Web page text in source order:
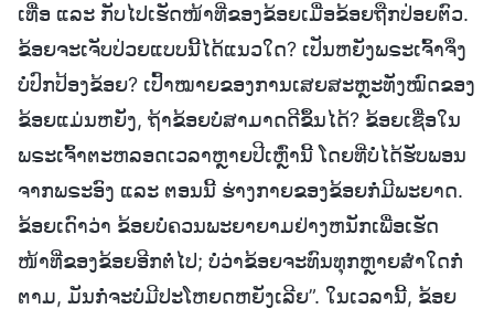
ເທື່ອ ແລະ ກັບໄປເຮັດໜ້າທີ່ຂອງຂ້ອຍເມື່ອຂ້ອຍຖືກປ່ອຍຕົວ.
ຂ້ອຍຈະເຈັບປ່ວຍແບບນີ້ໄດ້ແນວໃດ? ເປັນຫຍັງພຣະເຈົ້າຈຶ່ງ
ບໍ່ປົກປ້ອງຂ້ອຍ? ເປົ້າໝາຍຂອງການເສຍສະຫຼະທັງໝົດຂອງ
ຂ້ອຍແມ່ນຫຍັງ, ຖ້າຂ້ອຍບໍ່ສາມາດດີຂຶ້ນໄດ້? ຂ້ອຍເຊື່ອໃນ
ພຣະເຈົ້າຕະຫລອດເວລາຫຼາຍປີເຫຼົ່ານີ້ ໂດຍທີ່ບໍ່ໄດ້ຮັບພອນ
ຈາກພຣະອົງ ແລະ ຕອນນີ້ ຮ່າງກາຍຂອງຂ້ອຍກໍ່ມີພະຍາດ.
ຂ້ອຍເດົາວ່າ ຂ້ອຍບໍ່ຄວນພະຍາຍາມຢ່າງຫນັກເພື່ອເຮັດ
ໜ້າທີ່ຂອງຂ້ອຍອີກຕໍ່ໄປ; ບໍ່ວ່າຂ້ອຍຈະທົນທຸກຫຼາຍສໍ່າໃດກໍ່
ຕາມ, ມັນກ່ໍຈະບໍ່ມີປະໂຫຍດຫຍັງເລີຍ”. ໃນເວລານີ້, ຂ້ອຍ